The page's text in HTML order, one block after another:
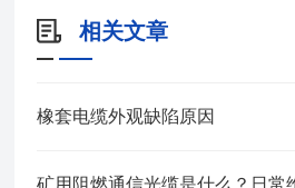
相关文章
橡套电缆外观缺陷原因
矿用阻燃通信光缆是什么？日常